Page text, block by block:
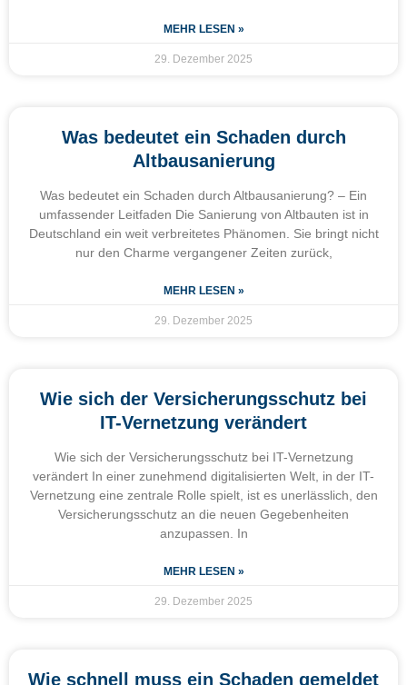
MEHR LESEN »
29. Dezember 2025
Was bedeutet ein Schaden durch
Altbausanierung
Was bedeutet ein Schaden durch Altbausanierung? – Ein
umfassender Leitfaden Die Sanierung von Altbauten ist in
Deutschland ein weit verbreitetes Phänomen. Sie bringt nicht
nur den Charme vergangener Zeiten zurück,
MEHR LESEN »
29. Dezember 2025
Wie sich der Versicherungsschutz bei
IT-Vernetzung verändert
Wie sich der Versicherungsschutz bei IT-Vernetzung
verändert In einer zunehmend digitalisierten Welt, in der IT-
Vernetzung eine zentrale Rolle spielt, ist es unerlässlich, den
Versicherungsschutz an die neuen Gegebenheiten
anzupassen. In
MEHR LESEN »
29. Dezember 2025
Wie schnell muss ein Schaden gemeldet